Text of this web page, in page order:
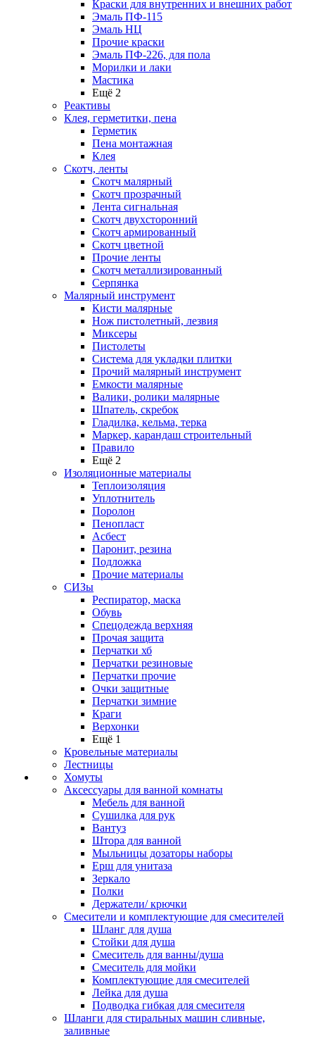
Краски для внутренних и внешних работ
Эмаль ПФ-115
Эмаль НЦ
Прочие краски
Эмаль ПФ-226, для пола
Морилки и лаки
Мастика
Ещё 2
Реактивы
Клея, герметитки, пена
Герметик
Пена монтажная
Клея
Скотч, ленты
Скотч малярный
Скотч прозрачный
Лента сигнальная
Скотч двухсторонний
Скотч армированный
Скотч цветной
Прочие ленты
Скотч металлизированный
Серпянка
Малярный инструмент
Кисти малярные
Нож пистолетный, лезвия
Миксеры
Пистолеты
Система для укладки плитки
Прочий малярный инструмент
Емкости малярные
Валики, ролики малярные
Шпатель, скребок
Гладилка, кельма, терка
Маркер, карандаш строительный
Правило
Ещё 2
Изоляционные материалы
Теплоизоляция
Уплотнитель
Поролон
Пенопласт
Асбест
Паронит, резина
Подложка
Прочие материалы
СИЗы
Респиратор, маска
Обувь
Спецодежда верхняя
Прочая защита
Перчатки хб
Перчатки резиновые
Перчатки прочие
Очки защитные
Перчатки зимние
Краги
Верхонки
Ещё 1
Кровельные материалы
Лестницы
Хомуты
Аксессуары для ванной комнаты
Мебель для ванной
Сушилка для рук
Вантуз
Штора для ванной
Мыльницы дозаторы наборы
Ерш для унитаза
Зеркало
Полки
Держатели/ крючки
Смесители и комплектующие для смесителей
Шланг для душа
Стойки для душа
Смеситель для ванны/душа
Смеситель для мойки
Комплектующие для смесителей
Лейка для душа
Подводка гибкая для смесителя
Шланги для стиральных машин сливные,
заливные